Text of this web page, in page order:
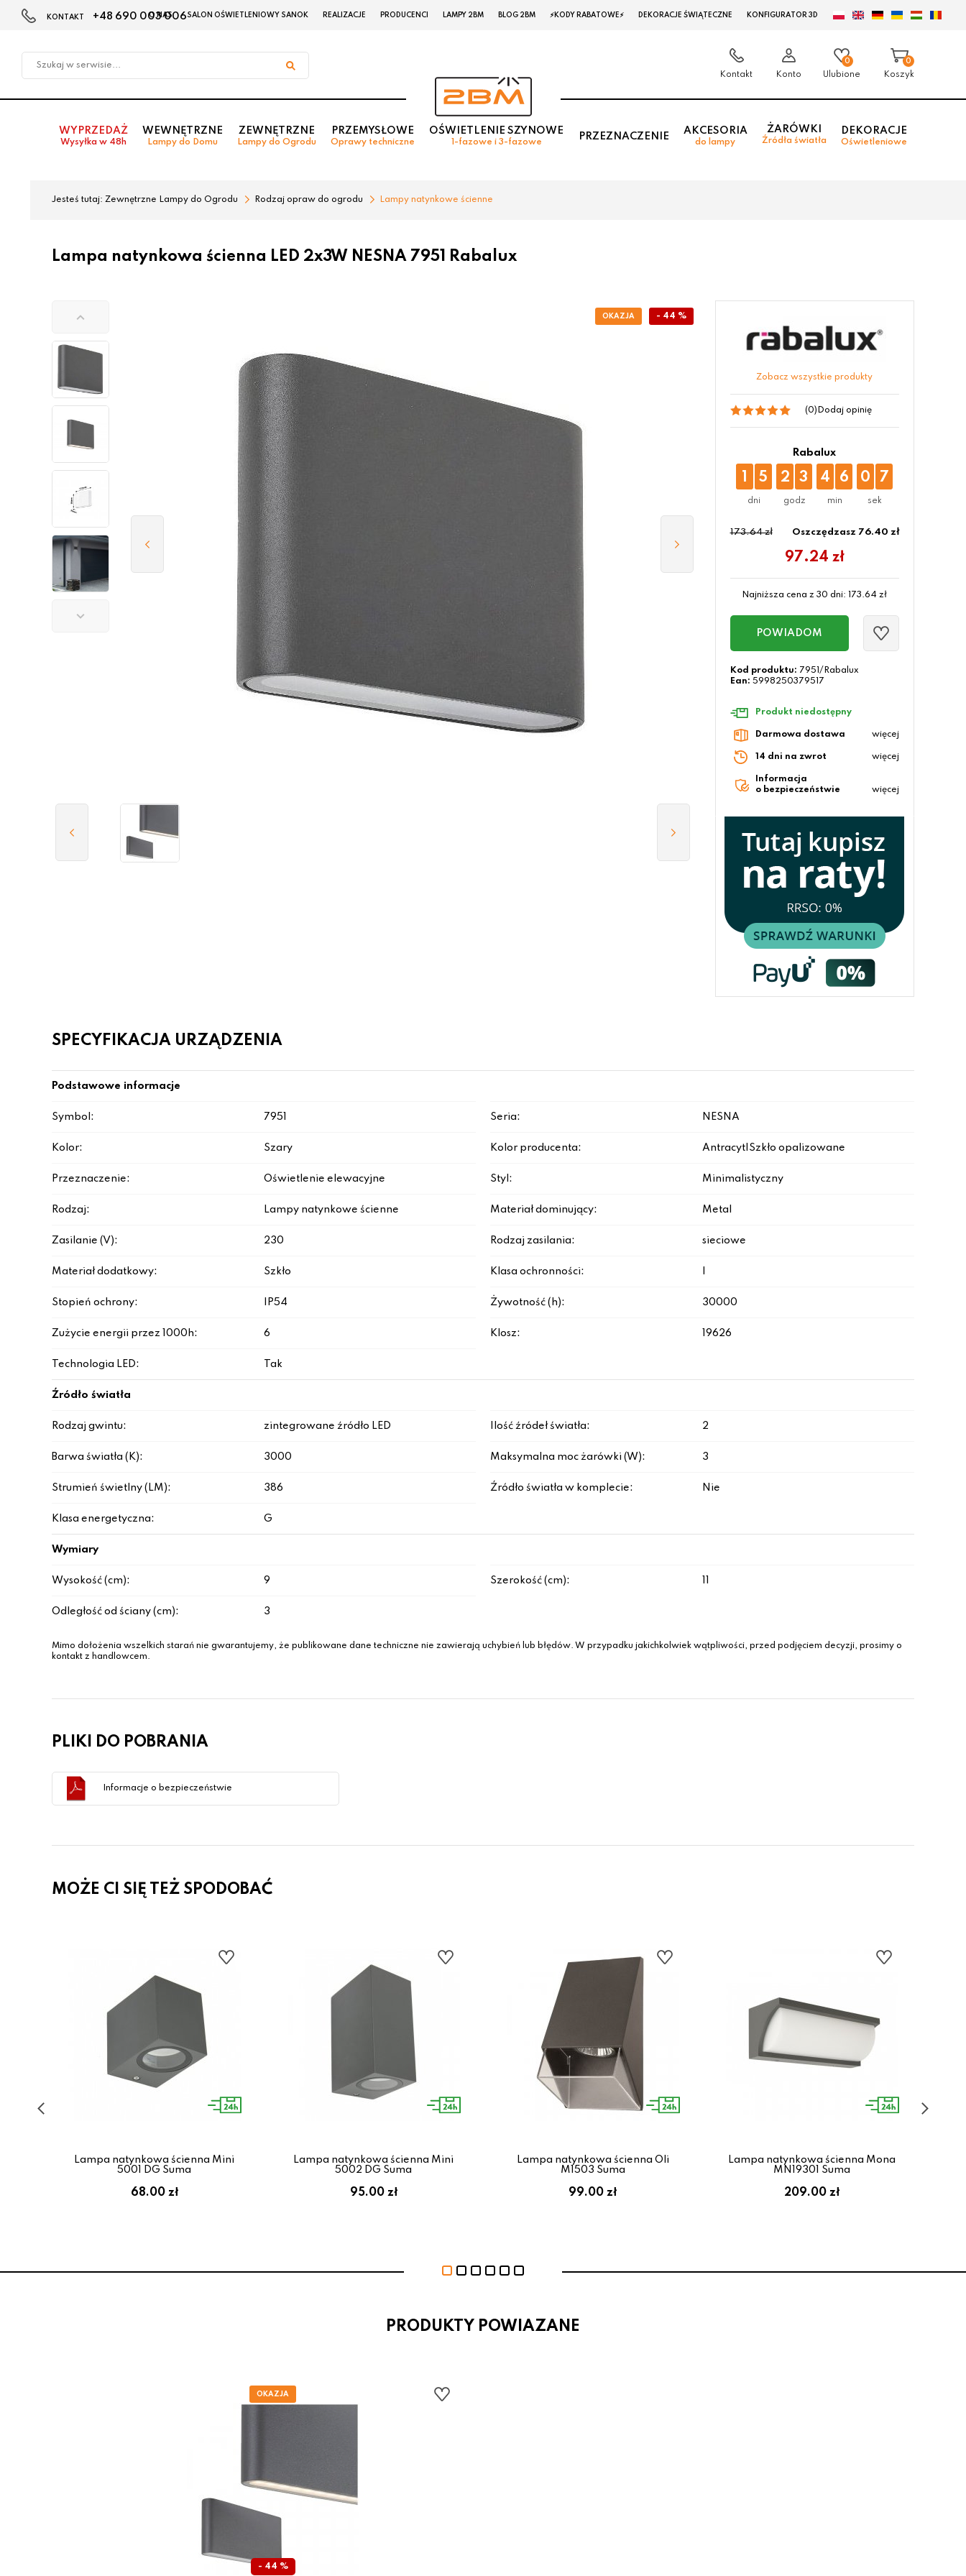
w
KONTAKT +48 690 003 006
O NAS SALON OŚWIETLENIOWY SANOK REALIZACJE PRODUCENCI LAMPY 2BM BLOG 2BM ⚡KODY RABATOWE⚡ DEKORACJE ŚWIĄTECZNE KONFIGURATOR 3D
Kontakt Konto
0
Ulubione
0
Koszyk
WYPRZEDAŻ
Wysyłka w 48h
WEWNĘTRZNE
Lampy do Domu
ZEWNĘTRZNE
Lampy do Ogrodu
PRZEMYSŁOWE
Oprawy techniczne
OŚWIETLENIE SZYNOWE
1-fazowe i 3-fazowe
PRZEZNACZENIE
AKCESORIA
do lampy
ŻARÓWKI
Źródła światła
DEKORACJE
Oświetleniowe
Jesteś tutaj: Zewnętrzne Lampy do Ogrodu Rodzaj opraw do ogrodu Lampy natynkowe ścienne
Lampa natynkowa ścienna LED 2x3W NESNA 7951 Rabalux
- 44 %
Zobacz wszystkie produkty
(0) Dodaj opinię
Rabalux
1 5 2 3 4 6 0 6
173.64 zł Oszczędzasz 76.40 zł
97.24 zł
Najniższa cena z 30 dni: 173.64 zł
POWIADOM
Kod produktu: 7951/Rabalux
Ean: 5998250379517
Produkt niedostępny
Darmowa dostawa więcej
14 dni na zwrot więcej
Informacja
o bezpieczeństwie
więcej
SPECYFIKACJA URZĄDZENIA
Podstawowe informacje
Symbol: 7951 Seria: NESNA
Kolor: Szary Kolor producenta: Antracyt|Szkło opalizowane
Przeznaczenie: Oświetlenie elewacyjne Styl: Minimalistyczny
Rodzaj: Lampy natynkowe ścienne Materiał dominujący: Metal
Zasilanie (V): 230 Rodzaj zasilania: sieciowe
Materiał dodatkowy: Szkło Klasa ochronności:
Stopień ochrony: IP54 Żywotność (h): 30000
Zużycie energii przez 1000h: 6 Klosz: 19626
Technologia LED: Tak
Źródło światła
Rodzaj gwintu: zintegrowane źródło LED Ilość źródeł światła: 2
Barwa światła (K): 3000 Maksymalna moc żarówki (W): 3
Strumień świetlny (LM): 386 Źródło światła w komplecie: Nie
Klasa energetyczna: G
Wymiary
Wysokość (cm): 9 Szerokość (cm):
Odległość od ściany (cm): 3
Mimo dołożenia wszelkich starań nie gwarantujemy, że publikowane dane techniczne nie zawierają uchybień lub błędów. W przypadku jakichkolwiek wątpliwości, przed podjęciem decyzji, prosimy o
kontakt z handlowcem.
PLIKI DO POBRANIA
Informacje o bezpieczeństwie
MOŻE CI SIĘ TEŻ SPODOBAĆ
Lampa natynkowa ścienna Mini
5001 DG Suma
68.00 zł
Lampa natynkowa ścienna Mini
5002 DG Suma
95.00 zł
Lampa natynkowa ścienna Oli
M1503 Suma
99.00 zł
Lampa natynkowa ścienna Mona
MN19301 Suma
209.00 zł
PRODUKTY POWIAZANE
- 44 %